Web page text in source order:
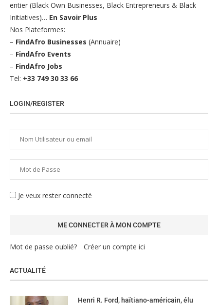
entier (Black Own Businesses, Black Entrepreneurs & Black
Initiatives)… En Savoir Plus
Nos Plateformes:
– FindAfro Businesses (Annuaire)
– FindAfro Events
– FindAfro Jobs
Tel: +33 749 30 33 66
LOGIN/REGISTER
Je veux rester connecté
Mot de passe oublié? Créer un compte ici
ACTUALITÉ
Henri R. Ford, haïtiano-américain, élu